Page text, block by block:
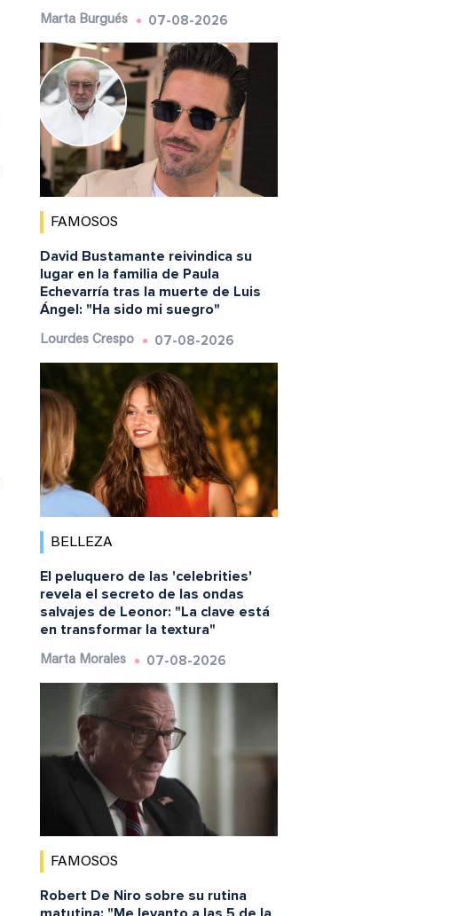
Marta Burgués 07-08-2026
FAMOSOS
David Bustamante reivindica su
lugar en la familia de Paula
Echevarría tras la muerte de Luis
Ángel: "Ha sido mi suegro"
Lourdes Crespo 07-08-2026
BELLEZA
El peluquero de las 'celebrities'
revela el secreto de las ondas
salvajes de Leonor: "La clave está
en transformar la textura"
Marta Morales 07-08-2026
FAMOSOS
Robert De Niro sobre su rutina